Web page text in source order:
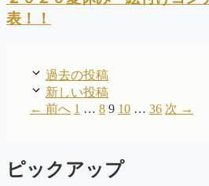
表！！
過去の投稿
新しい投稿
← 前へ ペ
1 … ペ
8 ペ
9 ペ
10 … ペ
36 次 →
ピックアップ